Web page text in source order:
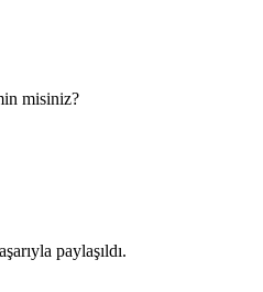
misiniz?
paylaşıldı.